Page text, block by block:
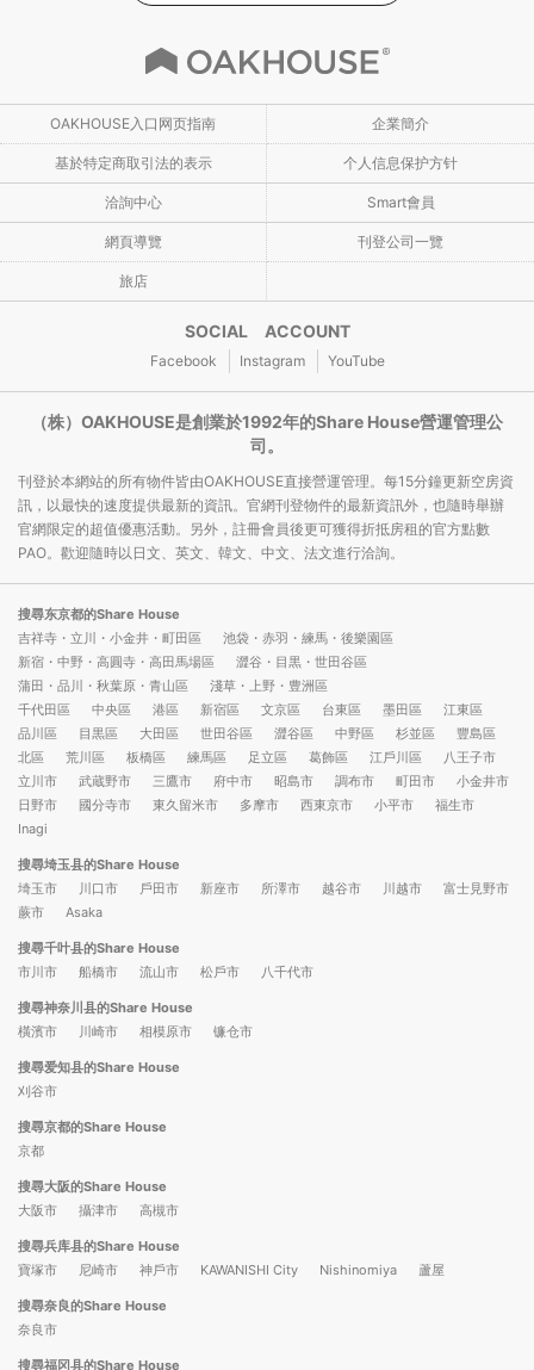
OAKHOUSE入口网页指南 企業簡介
基於特定商取引法的表示 个人信息保护方针
洽詢中心 Smart會員
網頁導覽 刊登公司一覽
旅店
SOCIAL ACCOUNT
Facebook Instagram YouTube
（株）OAKHOUSE是創業於1992年的Share House營運管理公
司。
刊登於本網站的所有物件皆由OAKHOUSE直接營運管理。每15分鐘更新空房資
訊，以最快的速度提供最新的資訊。官網刊登物件的最新資訊外，也隨時舉辦
官網限定的超值優惠活動。另外，註冊會員後更可獲得折抵房租的官方點數
PAO。歡迎隨時以日文、英文、韓文、中文、法文進行洽詢。
搜尋东京都的Share House
吉祥寺・立川・小金井・町田區
池袋・赤羽・練馬・後樂園區
新宿・中野・高圓寺・高田馬場區
澀谷・目黒・世田谷區
蒲田・品川・秋葉原・青山區
淺草・上野・豊洲區
千代田區
中央區 港區 新宿區 文京區 台東區 墨田區
江東區
品川區
目黒區 大田區 世田谷區 澀谷區 中野區 杉並區
豐島區
北區
荒川區 板橋區 練馬區 足立區 葛飾區 江戶川區
八王子市
立川市
武蔵野市 三鷹市 府中市 昭島市 調布市 町田市
小金井市
日野市
國分寺市 東久留米市 多摩市 西東京市 小平市
福生市
Inagi
搜尋埼玉县的Share House
埼玉市
川口市 戶田市 新座市 所澤市 越谷市 川越市
富士見野市
蕨市
Asaka
搜尋千叶县的Share House
市川市
船橋市 流山市 松戶市 八千代市
搜尋神奈川县的Share House
橫濱市
川崎市 相模原市 镰仓市
搜尋爱知县的Share House
刈谷市
搜尋京都的Share House
京都
搜尋大阪的Share House
大阪市
攝津市 高槻市
搜尋兵库县的Share House
寶塚市
尼崎市 神戶市 KAWANISHI City Nishinomiya 蘆屋
搜尋奈良的Share House
奈良市
搜尋福冈县的Share House